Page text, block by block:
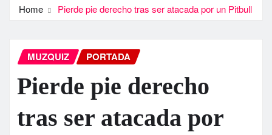
Home Pierde pie derecho tras ser atacada por un Pitbull
MUZQUIZ PORTADA
Pierde pie derecho
tras ser atacada por